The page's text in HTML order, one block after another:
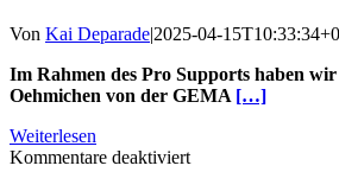
Von Kai Deparade|2025-04-
Im Rahmen des Pro Supports haben wir
Oehmichen von der GEMA […]
Weiterlesen
Kommentare deaktiviertfür